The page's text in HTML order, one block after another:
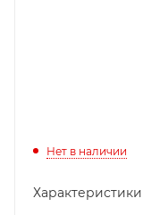
Нет в наличии
Характеристики